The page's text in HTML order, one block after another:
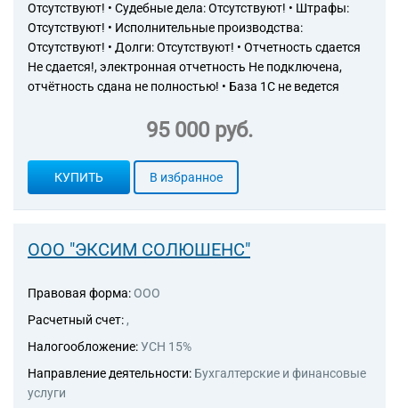
Отсутствуют! • Судебные дела: Отсутствуют! • Штрафы:
Отсутствуют! • Исполнительные производства:
Отсутствуют! • Долги: Отсутствуют! • Отчетность сдается
Не сдается!, электронная отчетность Не подключена,
отчётность сдана не полностью! • База 1С не ведется
95 000 руб.
КУПИТЬ В избранное
ООО "ЭКСИМ СОЛЮШЕНС"
Правовая форма: ООО
Расчетный счет: ,
Налогообложение:УСН 15%
Направление деятельности: Бухгалтерские и финансовые
услуги